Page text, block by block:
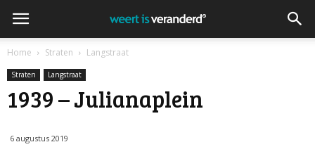
Home Straten Langstraat
Straten Langstraat
1939 – Julianaplein
6 augustus 2019